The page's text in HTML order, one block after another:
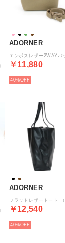
ADORNER
￥11,880
40%
ADORNER
￥12,540
40%